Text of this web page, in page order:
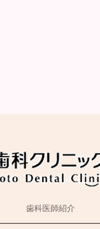
歯科医師紹介